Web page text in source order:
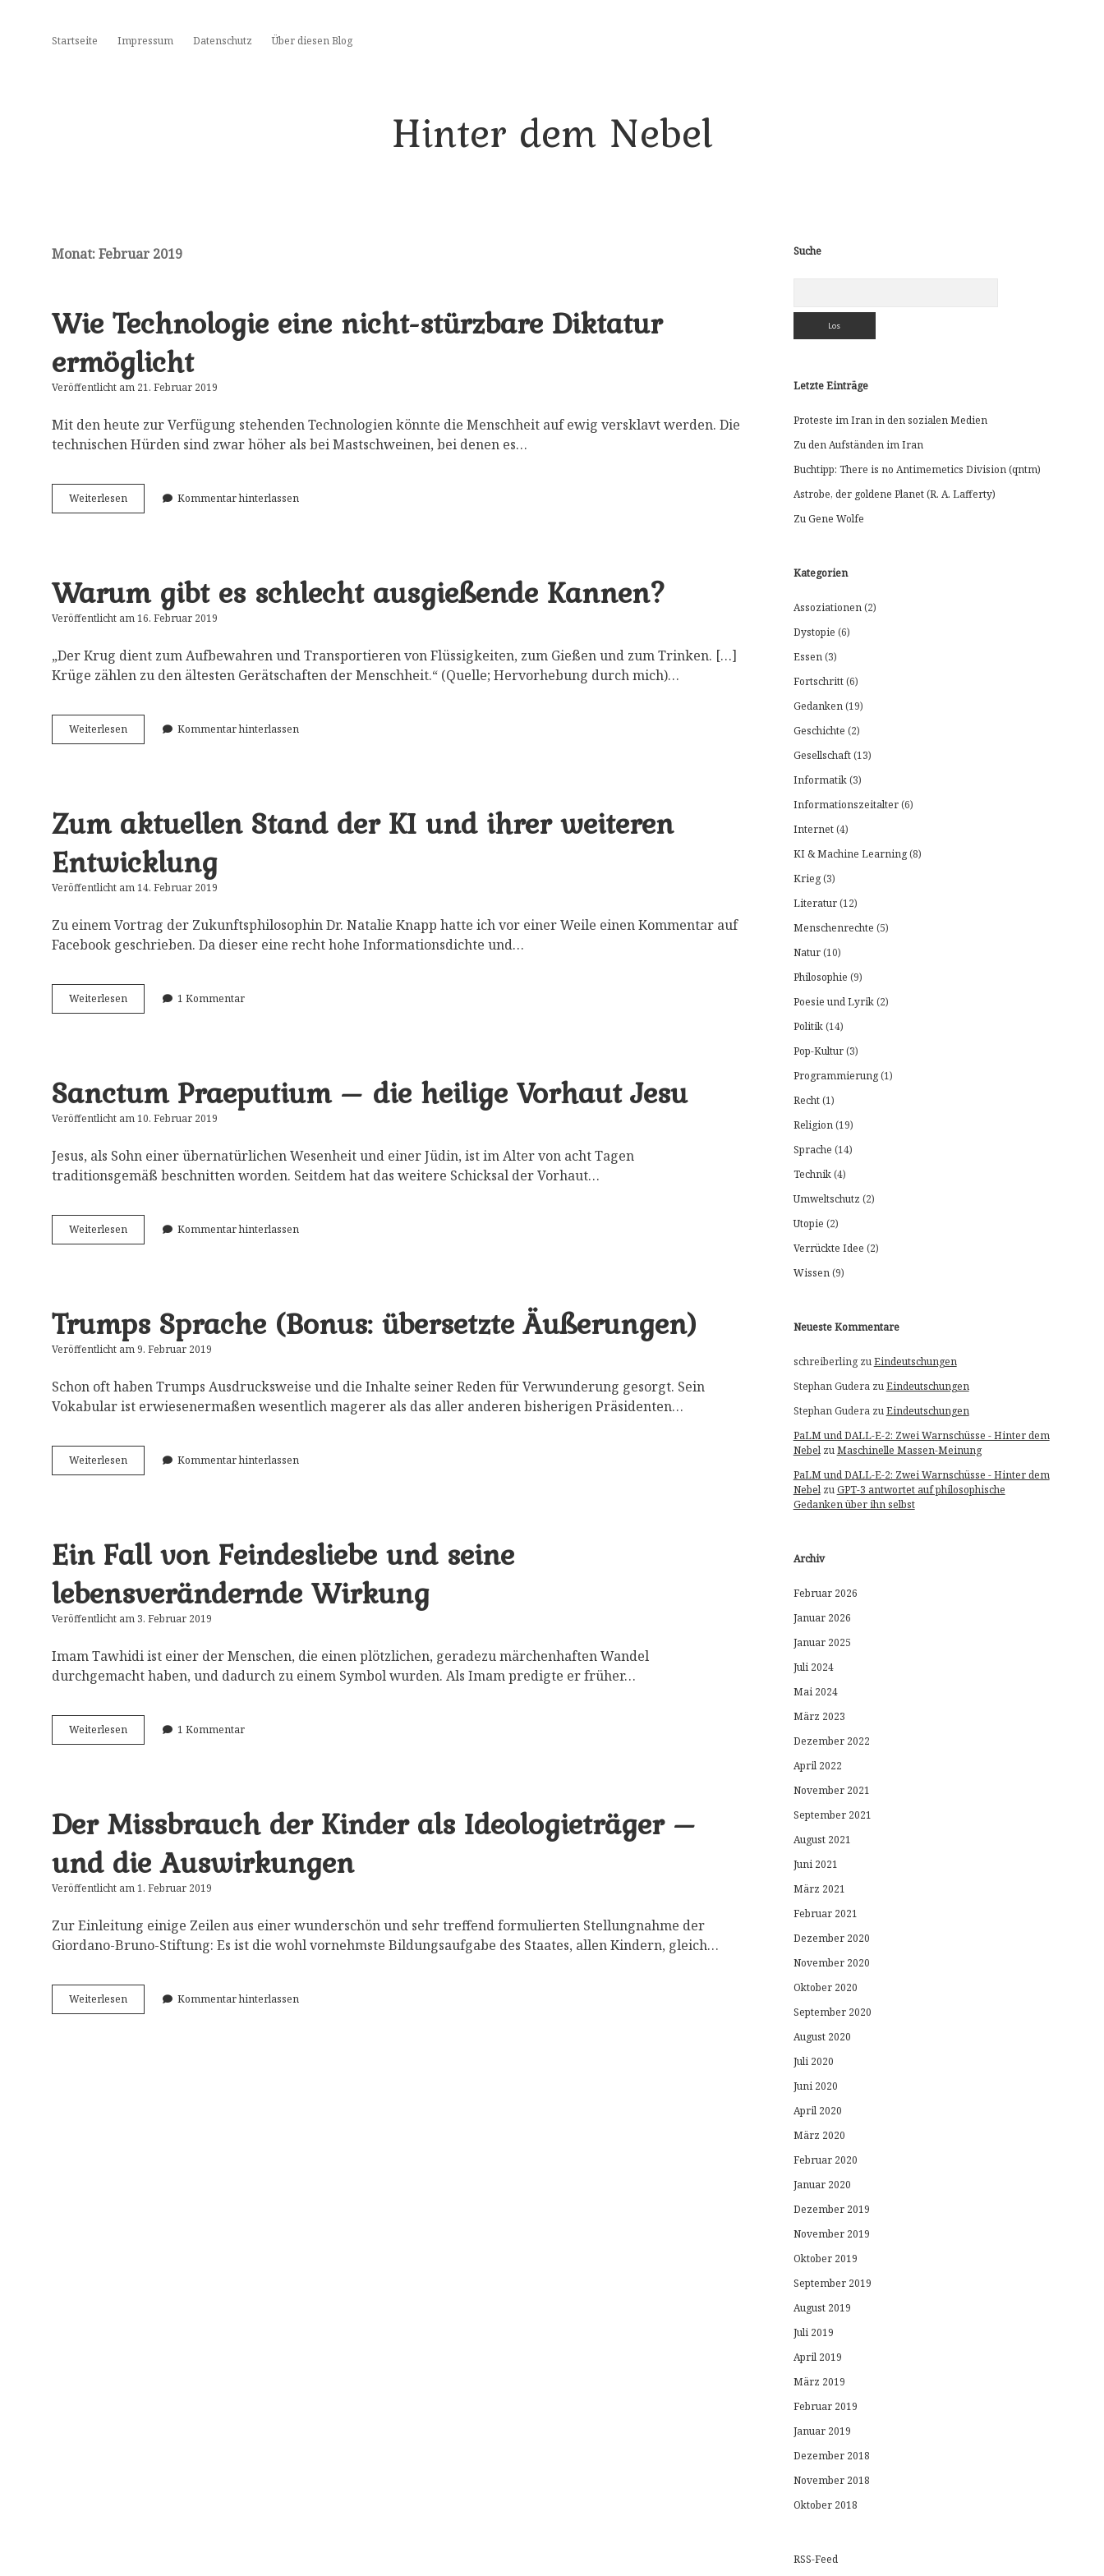
Startseite Impressum Datenschutz Über diesen Blog
Hinter dem Nebel
Monat:Februar 2019
Wie Technologie eine nicht-stürzbare Diktatur
ermöglicht
Veröffentlicht am 21. Februar 2019
Mit den heute zur Verfügung stehenden Technologien könnte die Menschheit auf ewig versklavt werden. Die
technischen Hürden sind zwar höher als bei Mastschweinen, bei denen es…
Weiterlesen
Technologie
ermöglicht
Kommentar hinterlassen
Warum gibt es schlecht ausgießende Kannen?
Veröffentlicht am 16. Februar 2019
„Der Krug dient zum Aufbewahren und Transportieren von Flüssigkeiten, zum Gießen und zum Trinken. […]
Krüge zählen zu den ältesten Gerätschaften der Menschheit.“ (Quelle; Hervorhebung durch mich)…
Weiterlesen
gibt
Kommentar hinterlassen
Zum aktuellen Stand der KI und ihrer weiteren
Entwicklung
Veröffentlicht am 14. Februar 2019
Zu einem Vortrag der Zukunftsphilosophin Dr. Natalie Knapp hatte ich vor einer Weile einen Kommentar auf
Facebook geschrieben. Da dieser eine recht hohe Informationsdichte und…
Weiterlesen
aktuellen
ihrer
weiteren
Entwicklung
1 Kommentar
Sanctum Praeputium – die heilige Vorhaut Jesu
Veröffentlicht am 10. Februar 2019
Jesus, als Sohn einer übernatürlichen Wesenheit und einer Jüdin, ist im Alter von acht Tagen
traditionsgemäß beschnitten worden. Seitdem hat das weitere Schicksal der Vorhaut…
Weiterlesen Sanctum
Praeputium
Jesu
Kommentar hinterlassen
Trumps Sprache (Bonus: übersetzte Äußerungen)
Veröffentlicht am 9. Februar 2019
Schon oft haben Trumps Ausdrucksweise und die Inhalte seiner Reden für Verwunderung gesorgt. Sein
Vokabular ist erwiesenermaßen wesentlich magerer als das aller anderen bisherigen Präsidenten…
Weiterlesen Trumps
Sprache
Kommentar hinterlassen
Ein Fall von Feindesliebe und seine
lebensverändernde Wirkung
Veröffentlicht am 3. Februar 2019
Imam Tawhidi ist einer der Menschen, die einen plötzlichen, geradezu märchenhaften Wandel
durchgemacht haben, und dadurch zu einem Symbol wurden. Als Imam predigte er früher…
Weiterlesen
Fall
lebensverändernde
Wirkung
1 Kommentar
Der Missbrauch der Kinder als Ideologieträger –
und die Auswirkungen
Veröffentlicht am 1. Februar 2019
Zur Einleitung einige Zeilen aus einer wunderschön und sehr treffend formulierten Stellungnahme der
Giordano-Bruno-Stiftung: Es ist die wohl vornehmste Bildungsaufgabe des Staates, allen Kindern, gleich…
Weiterlesen
Missbrauch
Kommentar hinterlassen
Sidebar
Suche
Letzte Einträge
Proteste im Iran in den sozialen Medien
Zu den Aufständen im Iran
Buchtipp: There is no Antimemetics Division (qntm)
Astrobe, der goldene Planet (R. A. Lafferty)
Zu Gene Wolfe
Kategorien
Assoziationen(2)
Dystopie (6)
Essen(3)
Fortschritt(6)
Gedanken(19)
Geschichte (2)
Gesellschaft(13)
Informatik(3)
Informationszeitalter(6)
Internet(4)
KI & Machine Learning(8)
Krieg(3)
Literatur(12)
Menschenrechte (5)
Natur(10)
Philosophie (9)
Poesie und Lyrik(2)
Politik(14)
Pop-Kultur(3)
Programmierung(1)
Recht(1)
Religion(19)
Sprache (14)
Technik(4)
Umweltschutz (2)
Utopie (2)
Verrückte Idee (2)
Wissen(9)
Neueste Kommentare
schreiberlingzuEindeutschungen
Stephan GuderazuEindeutschungen
Stephan GuderazuEindeutschungen
PaLM und DALL-E-2: Zwei Warnschüsse - Hinter dem
NebelzuMaschinelle Massen-Meinung
PaLM und DALL-E-2: Zwei Warnschüsse - Hinter dem
NebelzuGPT-3 antwortet auf philosophische
Gedanken über ihn selbst
Archiv
Februar 2026
Januar 2026
Januar 2025
Juli 2024
Mai 2024
März 2023
Dezember 2022
April 2022
November 2021
September 2021
August 2021
Juni 2021
März 2021
Februar 2021
Dezember 2020
November 2020
Oktober 2020
September 2020
August 2020
Juli 2020
Juni 2020
April 2020
März 2020
Februar 2020
Januar 2020
Dezember 2019
November 2019
Oktober 2019
September 2019
August 2019
Juli 2019
April 2019
März 2019
Februar 2019
Januar 2019
Dezember 2018
November 2018
Oktober 2018
RSS-Feed